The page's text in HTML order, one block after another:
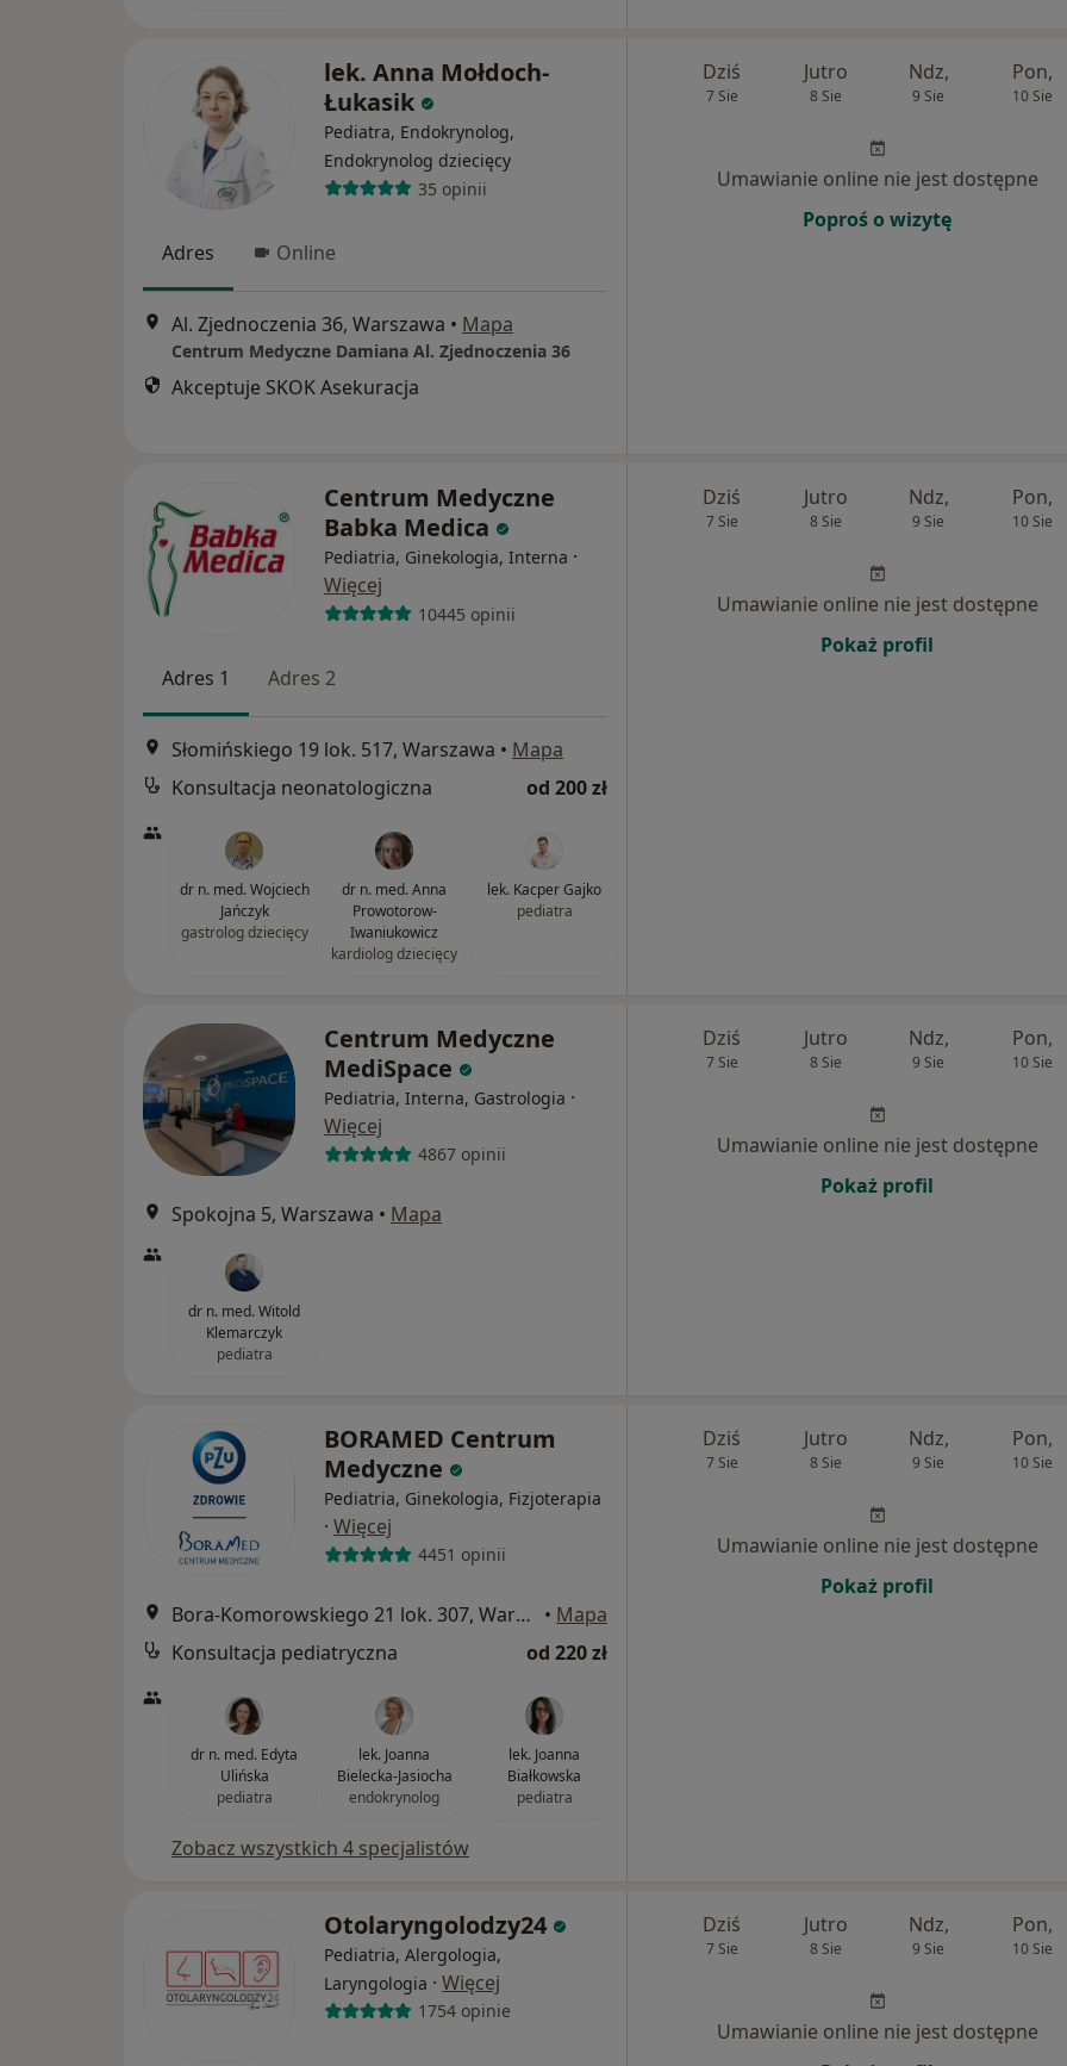
lek. Anna Mołdoch-
Łukasik
Pediatra, Endokrynolog,
Endokrynolog dziecięcy
35 opinii
Adres Online
Al. Zjednoczenia 36, Warszawa • Mapa
Centrum Medyczne Damiana Al. Zjednoczenia 36
Akceptuje SKOK Asekuracja
Dziś
7 Sie
Jutro
8 Sie
Ndz,
9 Sie
Pon,
10 Sie
Umawianie online nie jest dostępne
Poproś o wizytę
Centrum Medyczne
Babka Medica
Pediatria, Ginekologia, Interna ·
Więcej
10445 opinii
Adres 1 Adres 2
Słomińskiego 19 lok. 517, Warszawa • Mapa
Konsultacja neonatologiczna
od 200 zł
dr n. med. Wojciech
Jańczyk
gastrolog dziecięcy
dr n. med. Anna
Prowotorow-
Iwaniukowicz
kardiolog dziecięcy
lek. Kacper Gajko
pediatra
Dziś
7 Sie
Jutro
8 Sie
Ndz,
9 Sie
Pon,
10 Sie
Umawianie online nie jest dostępne
Pokaż profil
Centrum Medyczne
MediSpace
Pediatria, Interna, Gastrologia ·
Więcej
4867 opinii
Spokojna 5, Warszawa • Mapa
dr n. med. Witold
Klemarczyk
pediatra
Dziś
7 Sie
Jutro
8 Sie
Ndz,
9 Sie
Pon,
10 Sie
Umawianie online nie jest dostępne
Pokaż profil
BORAMED Centrum
Medyczne
Pediatria, Ginekologia, Fizjoterapia
· Więcej
4451 opinii
Bora-Komorowskiego 21 lok. 307, Warszawa • Mapa
Konsultacja pediatryczna
od 220 zł
dr n. med. Edyta
Ulińska
pediatra
lek. Joanna
Bielecka-Jasiocha
endokrynolog
lek. Joanna
Białkowska
pediatra
Zobacz wszystkich 4 specjalistów
Dziś
7 Sie
Jutro
8 Sie
Ndz,
9 Sie
Pon,
10 Sie
Umawianie online nie jest dostępne
Pokaż profil
Otolaryngolodzy24
Pediatria, Alergologia,
Laryngologia · Więcej
1754 opinie
Dziś
7 Sie
Jutro
8 Sie
Ndz,
9 Sie
Pon,
10 Sie
Umawianie online nie jest dostępne